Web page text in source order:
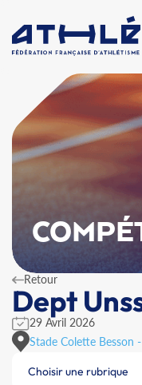
Retour
Dept
29 Avril 2026
Stade Colette Besson
Choisir une rubrique